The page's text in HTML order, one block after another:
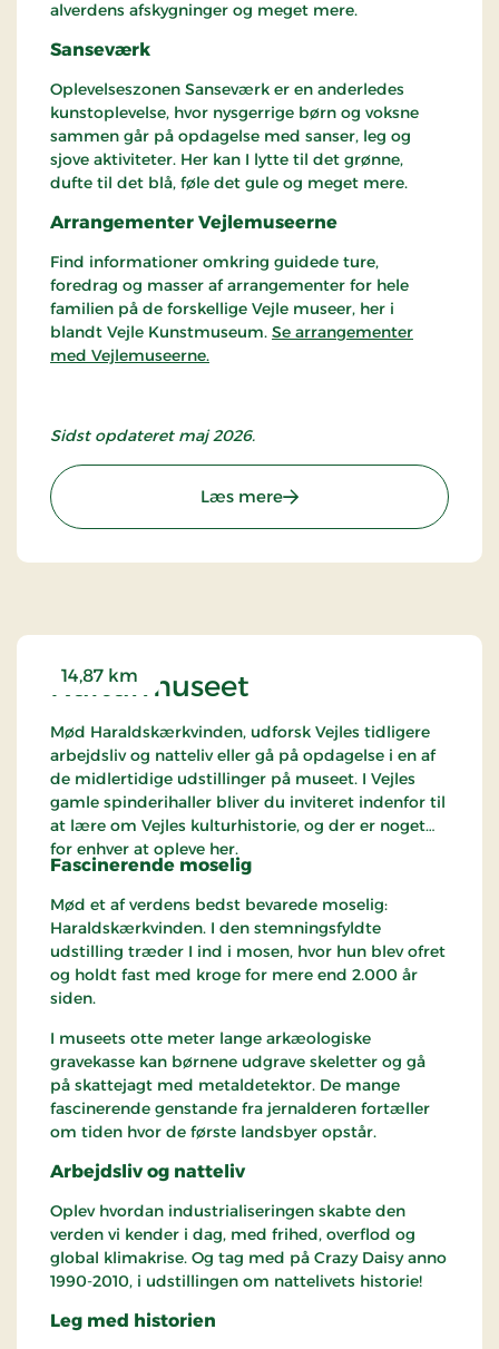
alverdens afskygninger og meget mere.
Sanseværk
Oplevelseszonen Sanseværk er en anderledes
kunstoplevelse, hvor nysgerrige børn og voksne
sammen går på opdagelse med sanser, leg og
sjove aktiviteter. Her kan I lytte til det grønne,
dufte til det blå, føle det gule og meget mere.
Arrangementer Vejlemuseerne
Find informationer omkring guidede ture,
foredrag og masser af arrangementer for hele
familien på de forskellige Vejle museer, her i
blandt Vejle Kunstmuseum. Se arrangementer
med Vejlemuseerne.
Sidst opdateret maj 2026.
Læs mere: Vejle Kunstmuseum
Kulturmuseet
14,87 km
Mød Haraldskærkvinden, udforsk Vejles tidligere
arbejdsliv og natteliv eller gå på opdagelse i en af
de midlertidige udstillinger på museet. I Vejles
gamle spinderihaller bliver du inviteret indenfor til
at lære om Vejles kulturhistorie, og der er noget
for enhver at opleve her.
Fascinerende moselig
Mød et af verdens bedst bevarede moselig:
Haraldskærkvinden. I den stemningsfyldte
udstilling træder I ind i mosen, hvor hun blev ofret
og holdt fast med kroge for mere end 2.000 år
siden.
I museets otte meter lange arkæologiske
gravekasse kan børnene udgrave skeletter og gå
på skattejagt med metaldetektor. De mange
fascinerende genstande fra jernalderen fortæller
om tiden hvor de første landsbyer opstår.
Arbejdsliv og natteliv
Oplev hvordan industrialiseringen skabte den
verden vi kender i dag, med frihed, overflod og
global klimakrise. Og tag med på Crazy Daisy anno
1990-2010, i udstillingen om nattelivets historie!
Leg med historien